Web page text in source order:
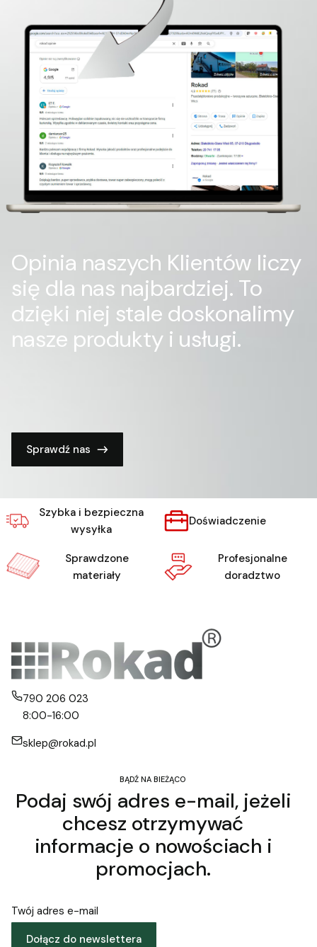
Opinia naszych Klientów liczy
się dla nas najbardziej. To
dzięki niej stale doskonalimy
nasze produkty i usługi.
Sprawdź nas
Szybka i bezpieczna
wysyłka
Doświadczenie
Sprawdzone
materiały
Profesjonalne
doradztwo
790 206 023
8:00-16:00
sklep@rokad.pl
BĄDŹ NA BIEŻĄCO
Podaj swój adres e-mail, jeżeli
chcesz otrzymywać
informacje o nowościach i
promocjach.
Twój adres e-mail
Dołącz do newslettera